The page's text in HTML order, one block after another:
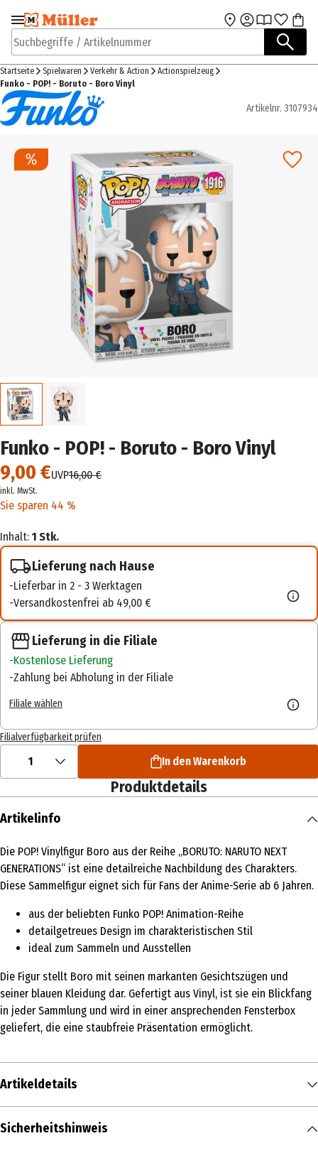
Zur Navigation
springen
Zum Hauptinhalt
Suchbegriffe / Artikelnummer
Startseite Spielwaren Verkehr & Action
Actionspielzeug
Funko - POP! - Boruto - Boro Vinyl
Artikelnr. 3107934
Funko - POP! - Boruto - Boro Vinyl
9,00 €UVP16,00 €
inkl. MwSt.
Sie sparen 44 %
Inhalt: 1 Stk.
Lieferung nach Hause
Lieferbar in 2 - 3 Werktagen
Versandkostenfrei ab 49,00 €
Lieferung in die Filiale
Kostenlose Lieferung
Zahlung bei Abholung in der Filiale
Filiale wählen
Filialverfügbarkeit prüfen
1 In den Warenkorb
Produktdetails
Artikelinfo
Die POP! Vinylfigur Boro aus der Reihe „BORUTO: NARUTO NEXT
GENERATIONS“ ist eine detailreiche Nachbildung des Charakters.
Diese Sammelfigur eignet sich für Fans der Anime-Serie ab 6 Jahren.
aus der beliebten Funko POP! Animation-Reihe
detailgetreues Design im charakteristischen Stil
ideal zum Sammeln und Ausstellen
Die Figur stellt Boro mit seinen markanten Gesichtszügen und
seiner blauen Kleidung dar. Gefertigt aus Vinyl, ist sie ein Blickfang
in jeder Sammlung und wird in einer ansprechenden Fensterbox
geliefert, die eine staubfreie Präsentation ermöglicht.
Artikeldetails
Inhalt
Sicherheitshinweis